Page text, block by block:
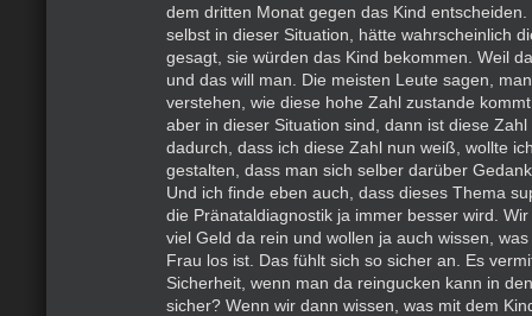
dem dritten Monat gegen das Kind
selbst in dieser Situation, hätte wahrscheinlich
gesagt, sie würden das Kind bekommen. Weil
und das will man. Die meisten Leute sagen,
verstehen, wie diese hohe Zahl zustande
aber in dieser Situation sind, dann ist diese
dadurch, dass ich diese Zahl nun weiß, wollte
gestalten, dass man sich selber darüber
Und ich finde eben auch, dass dieses Thema
die Pränataldiagnostik ja immer besser wird.
viel Geld da rein und wollen ja auch wissen,
Frau los ist. Das fühlt sich so sicher an. Es
Sicherheit, wenn man da reingucken kann in
sicher? Wenn wir dann wissen, was mit dem